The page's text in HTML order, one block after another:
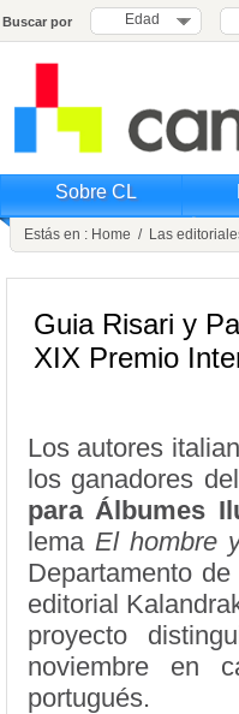
Buscar por Edad
Sobre CL
Estás en : Home / Las
Guia Risari y
XIX Premio
Los autores
los ganadores del
para Álbumes
lema El hombre
Departamento
editorial
proyecto
noviembre en
portugués.